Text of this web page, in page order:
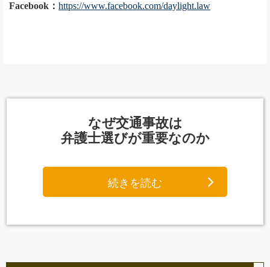
Facebook： https://www.facebook.com/daylight.law
なぜ交通事故は
弁護士選びが重要なのか
続きを読む